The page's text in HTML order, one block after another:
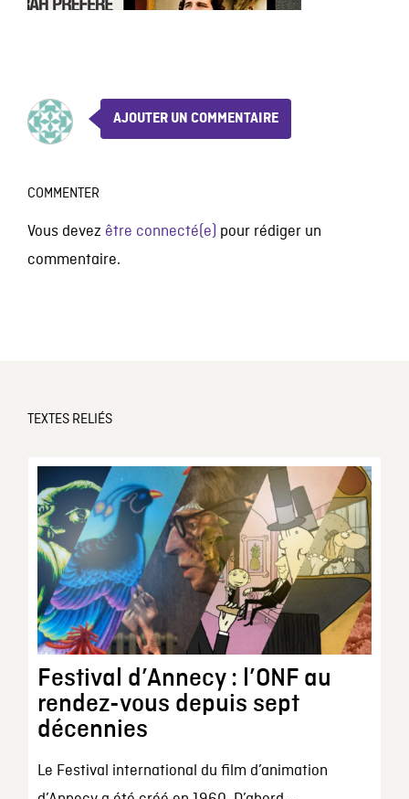
AJOUTER UN COMMENTAIRE
COMMENTER
Vous devez être connecté(e) pour rédiger un
commentaire.
TEXTES RELIÉS
Festival d’Annecy : l’ONF au
rendez-vous depuis sept
décennies
Le Festival international du film d’animation